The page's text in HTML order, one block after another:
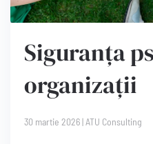
Siguranța
organizații
30 martie 2026|ATU Consulting